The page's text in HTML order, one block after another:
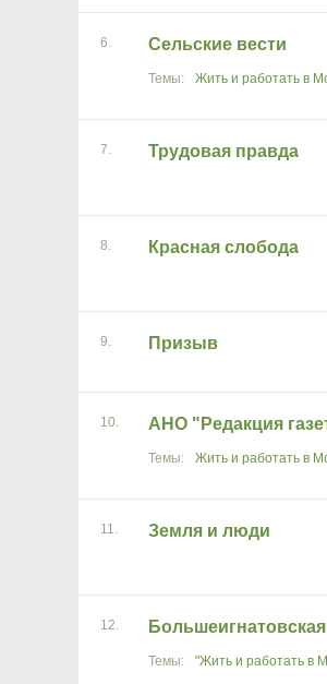
6. Сельские вести
Жить и работать в
7. Трудовая правда
8. Красная слобода
9. Призыв
10. АНО "Редакция
Жить и работать в
11. Земля и люди
12.
"Жить и работать в